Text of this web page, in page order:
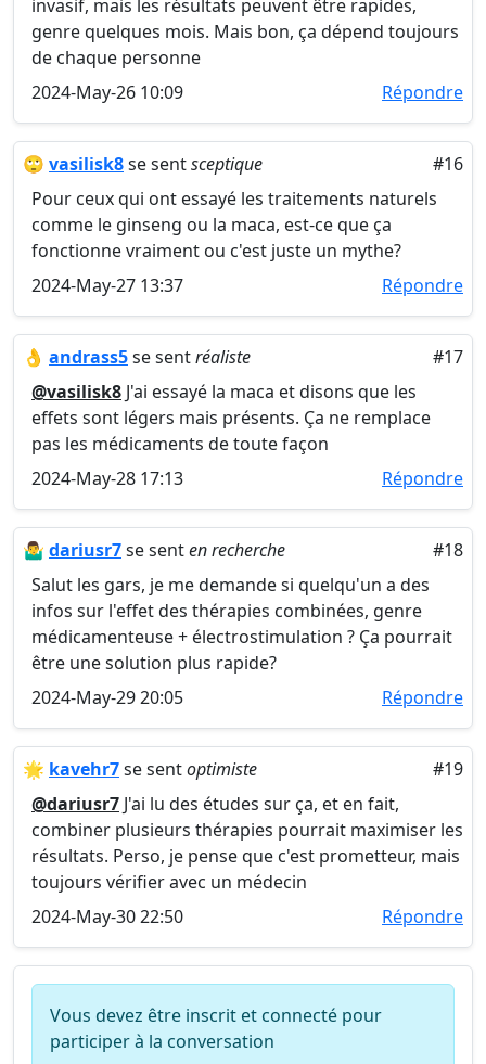
invasif, mais les résultats peuvent être rapides,
genre quelques mois. Mais bon, ça dépend toujours
de chaque personne
2024-May-26 10:09
Répondre
🙄 vasilisk8se sentsceptique
#16
Pour ceux qui ont essayé les traitements naturels
comme le ginseng ou la maca, est-ce que ça
fonctionne vraiment ou c'est juste un mythe?
2024-May-27 13:37
Répondre
👌 andrass5se sentréaliste
#17
@vasilisk8 J'ai essayé la maca et disons que les
effets sont légers mais présents. Ça ne remplace
pas les médicaments de toute façon
2024-May-28 17:13
Répondre
🤷‍♂️ dariusr7se senten recherche
#18
Salut les gars, je me demande si quelqu'un a des
infos sur l'effet des thérapies combinées, genre
médicamenteuse + électrostimulation ? Ça pourrait
être une solution plus rapide?
2024-May-29 20:05
Répondre
🌟 kavehr7se sentoptimiste
#19
@dariusr7 J'ai lu des études sur ça, et en fait,
combiner plusieurs thérapies pourrait maximiser les
résultats. Perso, je pense que c'est prometteur, mais
toujours vérifier avec un médecin
2024-May-30 22:50
Répondre
Vous devez être inscrit et connecté pour
participer à la conversation